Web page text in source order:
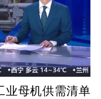
业母机供需清单